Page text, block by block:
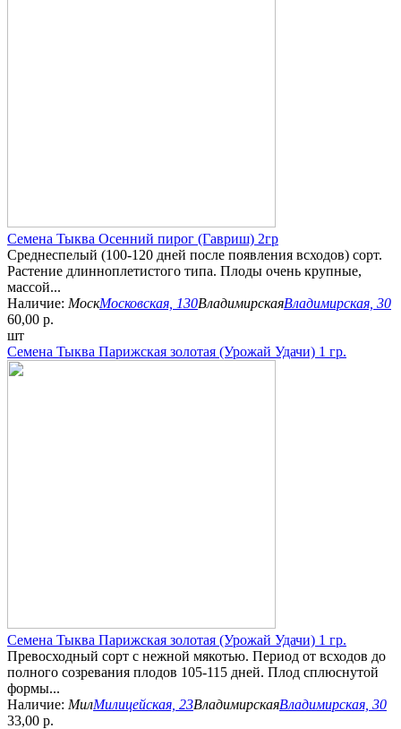
Семена Тыква Осенний пирог (Гавриш) 2гр
Среднеспелый (100-120 дней после появления всходов) сорт.
Растение длинноплетистого типа. Плоды очень крупные,
массой...
Наличие: МоскМосковская, 130ВладимирскаяВладимирская, 30
60,00 р.
шт
Семена Тыква Парижская золотая (Урожай Удачи) 1 гр.
Семена Тыква Парижская золотая (Урожай Удачи) 1 гр.
Превосходный сорт с нежной мякотью. Период от всходов до
полного созревания плодов 105-115 дней. Плод сплюснутой
формы...
Наличие: МилМилицейская, 23ВладимирскаяВладимирская, 30
33,00 р.